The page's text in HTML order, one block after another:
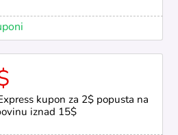
kupon za 2$ popusta na
iznad 15$